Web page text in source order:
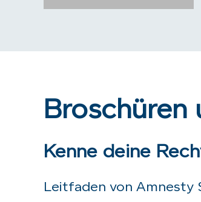
Broschüren
Kenne deine
Leitfaden von Amnesty